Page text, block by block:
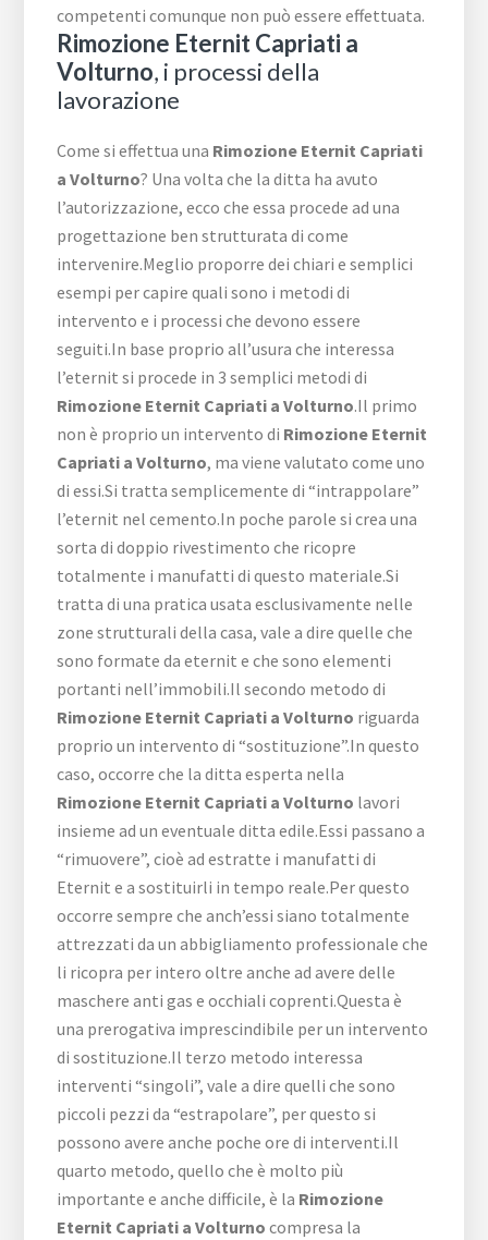
competenti comunque non può essere effettuata.
Rimozione Eternit Capriati a
Volturno, i processi della
lavorazione
Come si effettua una Rimozione Eternit Capriati
a Volturno? Una volta che la ditta ha avuto
l’autorizzazione, ecco che essa procede ad una
progettazione ben strutturata di come
intervenire.Meglio proporre dei chiari e semplici
esempi per capire quali sono i metodi di
intervento e i processi che devono essere
seguiti.In base proprio all’usura che interessa
l’eternit si procede in 3 semplici metodi di
Rimozione Eternit Capriati a Volturno.Il primo
non è proprio un intervento di Rimozione Eternit
Capriati a Volturno, ma viene valutato come uno
di essi.Si tratta semplicemente di “intrappolare”
l’eternit nel cemento.In poche parole si crea una
sorta di doppio rivestimento che ricopre
totalmente i manufatti di questo materiale.Si
tratta di una pratica usata esclusivamente nelle
zone strutturali della casa, vale a dire quelle che
sono formate da eternit e che sono elementi
portanti nell’immobili.Il secondo metodo di
Rimozione Eternit Capriati a Volturno riguarda
proprio un intervento di “sostituzione”.In questo
caso, occorre che la ditta esperta nella
Rimozione Eternit Capriati a Volturno lavori
insieme ad un eventuale ditta edile.Essi passano a
“rimuovere”, cioè ad estratte i manufatti di
Eternit e a sostituirli in tempo reale.Per questo
occorre sempre che anch’essi siano totalmente
attrezzati da un abbigliamento professionale che
li ricopra per intero oltre anche ad avere delle
maschere anti gas e occhiali coprenti.Questa è
una prerogativa imprescindibile per un intervento
di sostituzione.Il terzo metodo interessa
interventi “singoli”, vale a dire quelli che sono
piccoli pezzi da “estrapolare”, per questo si
possono avere anche poche ore di interventi.Il
quarto metodo, quello che è molto più
importante e anche difficile, è la Rimozione
Eternit Capriati a Volturno compresa la